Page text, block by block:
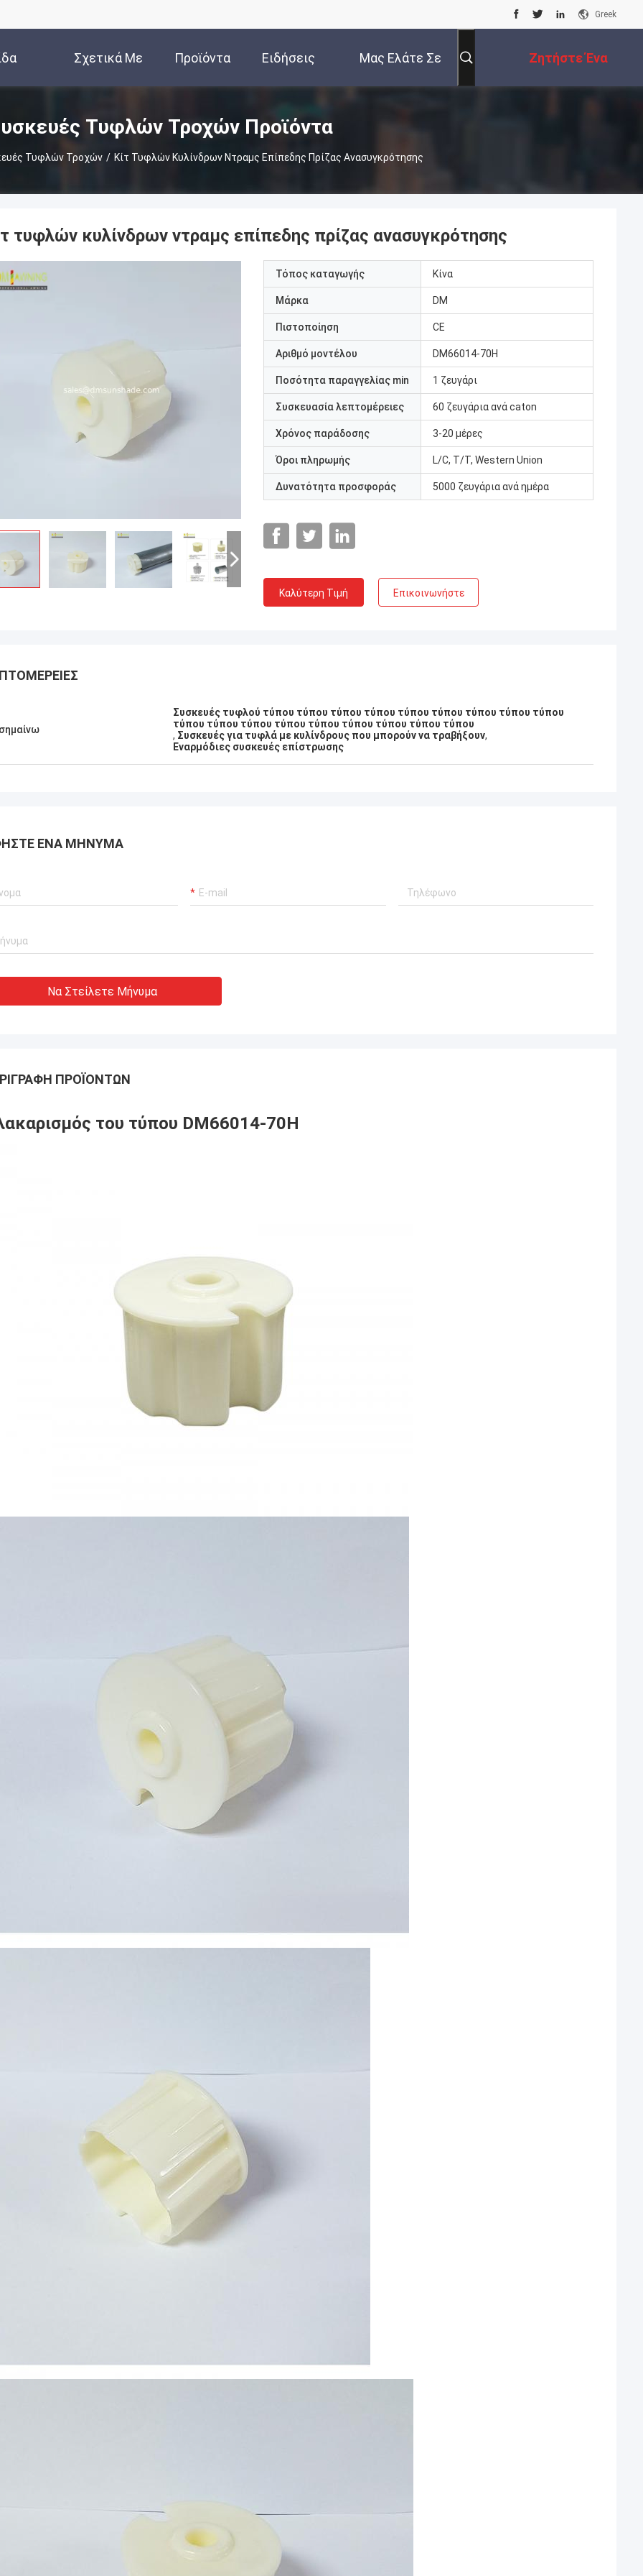
Greek
Σχετικά Με
Εμάς
Προϊόντα Ειδήσεις Μας Ελάτε Σε Ζητήστε Ένα
Απόσπασμα
Τυφλών Τροχών Προϊόντα
Τυφλών Τροχών / Κίτ Τυφλών Κυλίνδρων Ντραμς Επίπεδης Πρίζας Ανασυγκρότησης
τυφλών κυλίνδρων ντραμς επίπεδης πρίζας ανασυγκρότησης
Τόπος καταγωγής Κίνα
Μάρκα DM
Πιστοποίηση CE
Αριθμό μοντέλου DM66014-70H
Ποσότητα παραγγελίας min 1 ζευγάρι
Συσκευασία λεπτομέρειες 60 ζευγάρια ανά caton
Χρόνος παράδοσης 3-20 μέρες
Όροι πληρωμής L/C, T/T, Western Union
Δυνατότητα προσφοράς 5000 ζευγάρια ανά ημέρα
Καλύτερη Τιμή Επικοινωνήστε
Συσκευές τυφλού τύπου τύπου τύπου τύπου τύπου τύπου τύπου τύπου τύπου
τύπου τύπου τύπου τύπου τύπου τύπου τύπου τύπου τύπου
, Συσκευές για τυφλά με κυλίνδρους που μπορούν να τραβήξουν,
Εναρμόδιες συσκευές επίστρωσης
ΈΝΑ ΜΉΝΥΜΑ
Να Στείλετε Μήνυμα
ΠΡΟΪΌΝΤΩΝ
του τύπου DM66014-70H